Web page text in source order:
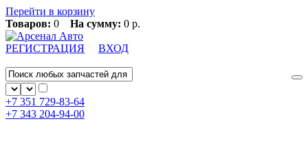
Перейти в корзину
Товаров: 0 На сумму: 0 р.
РЕГИСТРАЦИЯ ВХОД
+7 351 729-83-64
+7 343 204-94-00